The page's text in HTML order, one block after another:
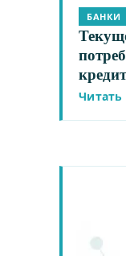
БАНКИ